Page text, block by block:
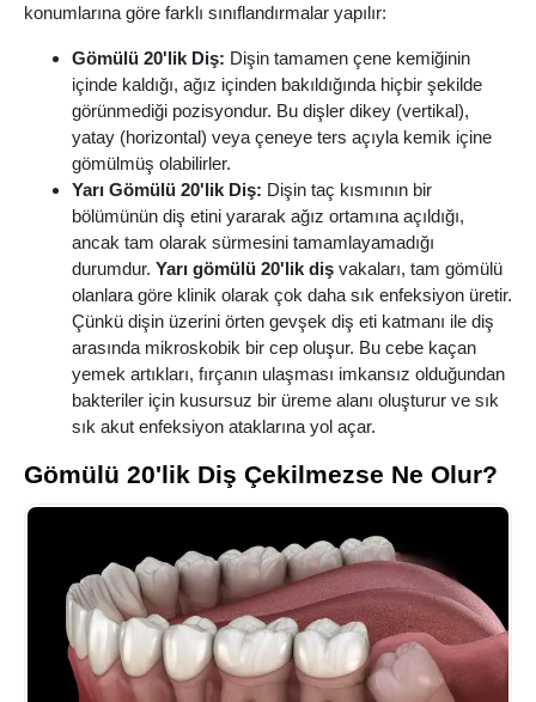
konumlarına göre farklı sınıflandırmalar yapılır:
Gömülü 20'lik Diş: Dişin tamamen çene kemiğinin
içinde kaldığı, ağız içinden bakıldığında hiçbir şekilde
görünmediği pozisyondur. Bu dişler dikey (vertikal),
yatay (horizontal) veya çeneye ters açıyla kemik içine
gömülmüş olabilirler.
Yarı Gömülü 20'lik Diş: Dişin taç kısmının bir
bölümünün diş etini yararak ağız ortamına açıldığı,
ancak tam olarak sürmesini tamamlayamadığı
durumdur. Yarı gömülü 20'lik diş vakaları, tam gömülü
olanlara göre klinik olarak çok daha sık enfeksiyon üretir.
Çünkü dişin üzerini örten gevşek diş eti katmanı ile diş
arasında mikroskobik bir cep oluşur. Bu cebe kaçan
yemek artıkları, fırçanın ulaşması imkansız olduğundan
bakteriler için kusursuz bir üreme alanı oluşturur ve sık
sık akut enfeksiyon ataklarına yol açar.
Gömülü 20'lik Diş Çekilmezse Ne Olur?